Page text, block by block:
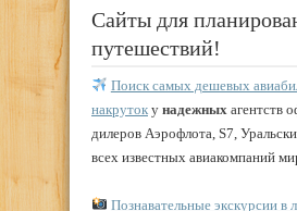
Сайты для
путешествий!
Поиск самых дешевых
накруток у надежных агентств
дилеров Аэрофлота, S7,
всех известных авиакомпаний
Познавательные экскурсии в